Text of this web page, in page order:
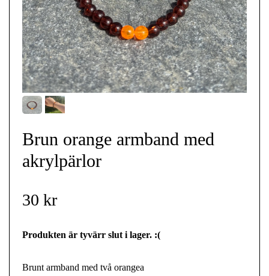
Brun orange armband med
akrylpärlor
30 kr
Produkten är tyvärr slut i lager. :(
Brunt armband med två orangea